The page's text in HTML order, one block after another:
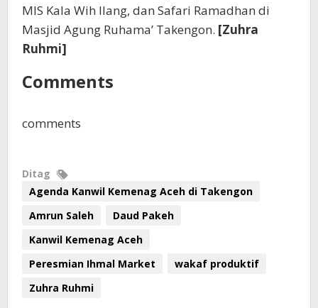
MIS Kala Wih Ilang, dan Safari Ramadhan di
Masjid Agung Ruhama’ Takengon. [Zuhra
Ruhmi]
Comments
comments
Ditag
Agenda Kanwil Kemenag Aceh di Takengon
Amrun Saleh
Daud Pakeh
Kanwil Kemenag Aceh
Peresmian Ihmal Market
wakaf produktif
Zuhra Ruhmi